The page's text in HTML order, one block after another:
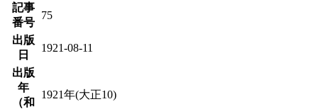
記事
番号
75
出版
日
1921-08-11
出版
年
（和
1921年(大正10)